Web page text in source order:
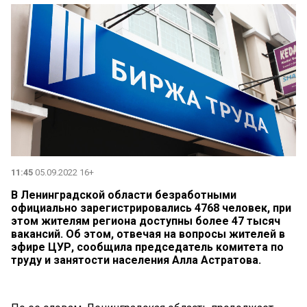
11:45 05.09.2022 16+
В Ленинградской области безработными
официально зарегистрировались 4768 человек, при
этом жителям региона доступны более 47 тысяч
вакансий. Об этом, отвечая на вопросы жителей в
эфире ЦУР, сообщила председатель комитета по
труду и занятости населения Алла Астратова.